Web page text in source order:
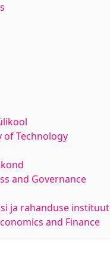
of Technology
and Governance
ja rahanduse instituut
and Finance